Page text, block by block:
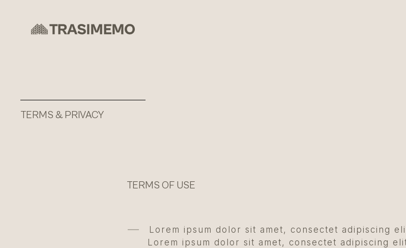
TERMS & PRIVACY
TERMS OF USE
Lorem ipsum dolor sit amet, consectet adipiscing
Lorem ipsum dolor sit amet, consectet adipiscing